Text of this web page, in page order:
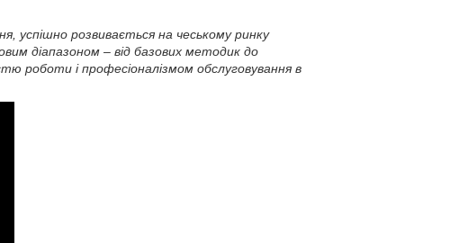
успішно розвивається на чеському ринку
діапазоном – від базових методик до
роботи і професіоналізмом обслуговування в